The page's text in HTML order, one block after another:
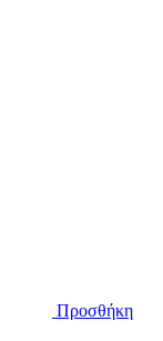
Προσθήκη